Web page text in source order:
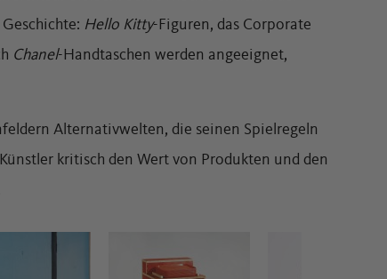
Hello Kitty-Figuren, das Corporate
Chanel-Handtaschen werden angeeignet,
Alternativwelten, die seinen Spielregeln
kritisch den Wert von Produkten und den